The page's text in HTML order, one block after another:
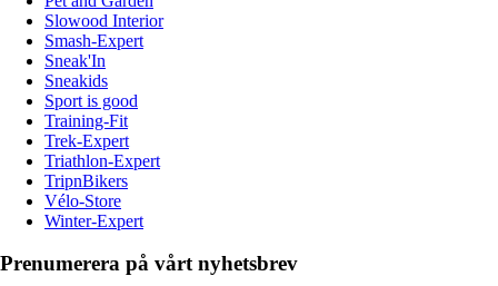
Slowood Interior
Smash-Expert
Sneak'In
Sneakids
Sport is good
Training-Fit
Trek-Expert
Triathlon-Expert
TripnBikers
Vélo-Store
Winter-Expert
Prenumerera på vårt nyhetsbrev